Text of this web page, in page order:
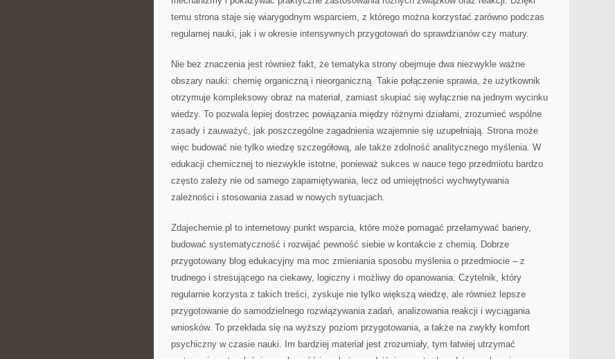
temu strona staje się wiarygodnym wsparciem, z którego można korzystać zarówno podczas
regularnej nauki, jak i w okresie intensywnych przygotowań do sprawdzianów czy matury.
Nie bez znaczenia jest również fakt, że tematyka strony obejmuje dwa niezwykle ważne
obszary nauki: chemię organiczną i nieorganiczną. Takie połączenie sprawia, że użytkownik
otrzymuje kompleksowy obraz na materiał, zamiast skupiać się wyłącznie na jednym wycinku
wiedzy. To pozwala lepiej dostrzec powiązania między różnymi działami, zrozumieć wspólne
zasady i zauważyć, jak poszczególne zagadnienia wzajemnie się uzupełniają. Strona może
więc budować nie tylko wiedzę szczegółową, ale także zdolność analitycznego myślenia. W
edukacji chemicznej to niezwykle istotne, ponieważ sukces w nauce tego przedmiotu bardzo
często zależy nie od samego zapamiętywania, lecz od umiejętności wychwytywania
zależności i stosowania zasad w nowych sytuacjach.
Zdajechemie.pl to internetowy punkt wsparcia, które może pomagać przełamywać bariery,
budować systematyczność i rozwijać pewność siebie w kontakcie z chemią. Dobrze
przygotowany blog edukacyjny ma moc zmieniania sposobu myślenia o przedmiocie – z
trudnego i stresującego na ciekawy, logiczny i możliwy do opanowania. Czytelnik, który
regularnie korzysta z takich treści, zyskuje nie tylko większą wiedzę, ale również lepsze
przygotowanie do samodzielnego rozwiązywania zadań, analizowania reakcji i wyciągania
wniosków. To przekłada się na wyższy poziom przygotowania, a także na zwykły komfort
psychiczny w czasie nauki. Im bardziej materiał jest zrozumiały, tym łatwiej utrzymać